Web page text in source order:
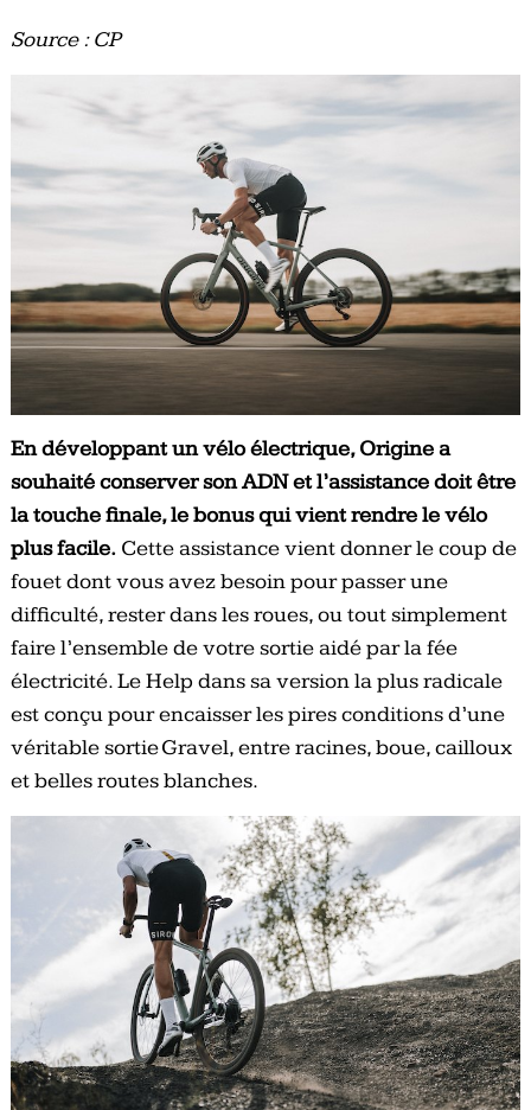
Source : CP
En développant un vélo électrique, Origine a
souhaité conserver son ADN et l’assistance doit être
la touche finale, le bonus qui vient rendre le vélo
plus facile.Cette assistance vient donner le coup de
fouet dont vous avez besoin pour passer une
difficulté, rester dans les roues, ou tout simplement
faire l’ensemble de votre sortie aidé par la fée
électricité. Le Help dans sa version la plus radicale
est conçu pour encaisser les pires conditions d’une
véritable sortie Gravel, entre racines, boue, cailloux
et belles routes blanches.